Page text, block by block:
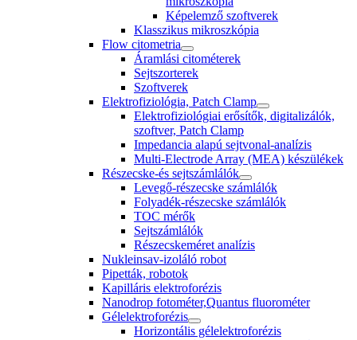
Képelemző szoftverek
Klasszikus mikroszkópia
Flow citometria
Áramlási citométerek
Sejtszorterek
Szoftverek
Elektrofiziológia, Patch Clamp
Elektrofiziológiai erősítők, digitalizálók,
szoftver, Patch Clamp
Impedancia alapú sejtvonal-analízis
Multi-Electrode Array (MEA) készülékek
Részecske-és sejtszámlálók
Levegő-részecske számlálók
Folyadék-részecske számlálók
TOC mérők
Sejtszámlálók
Részecskeméret analízis
Nukleinsav-izoláló robot
Pipetták, robotok
Kapilláris elektroforézis
Nanodrop fotométer,Quantus fluorométer
Gélelektroforézis
Horizontális gélelektroforézis